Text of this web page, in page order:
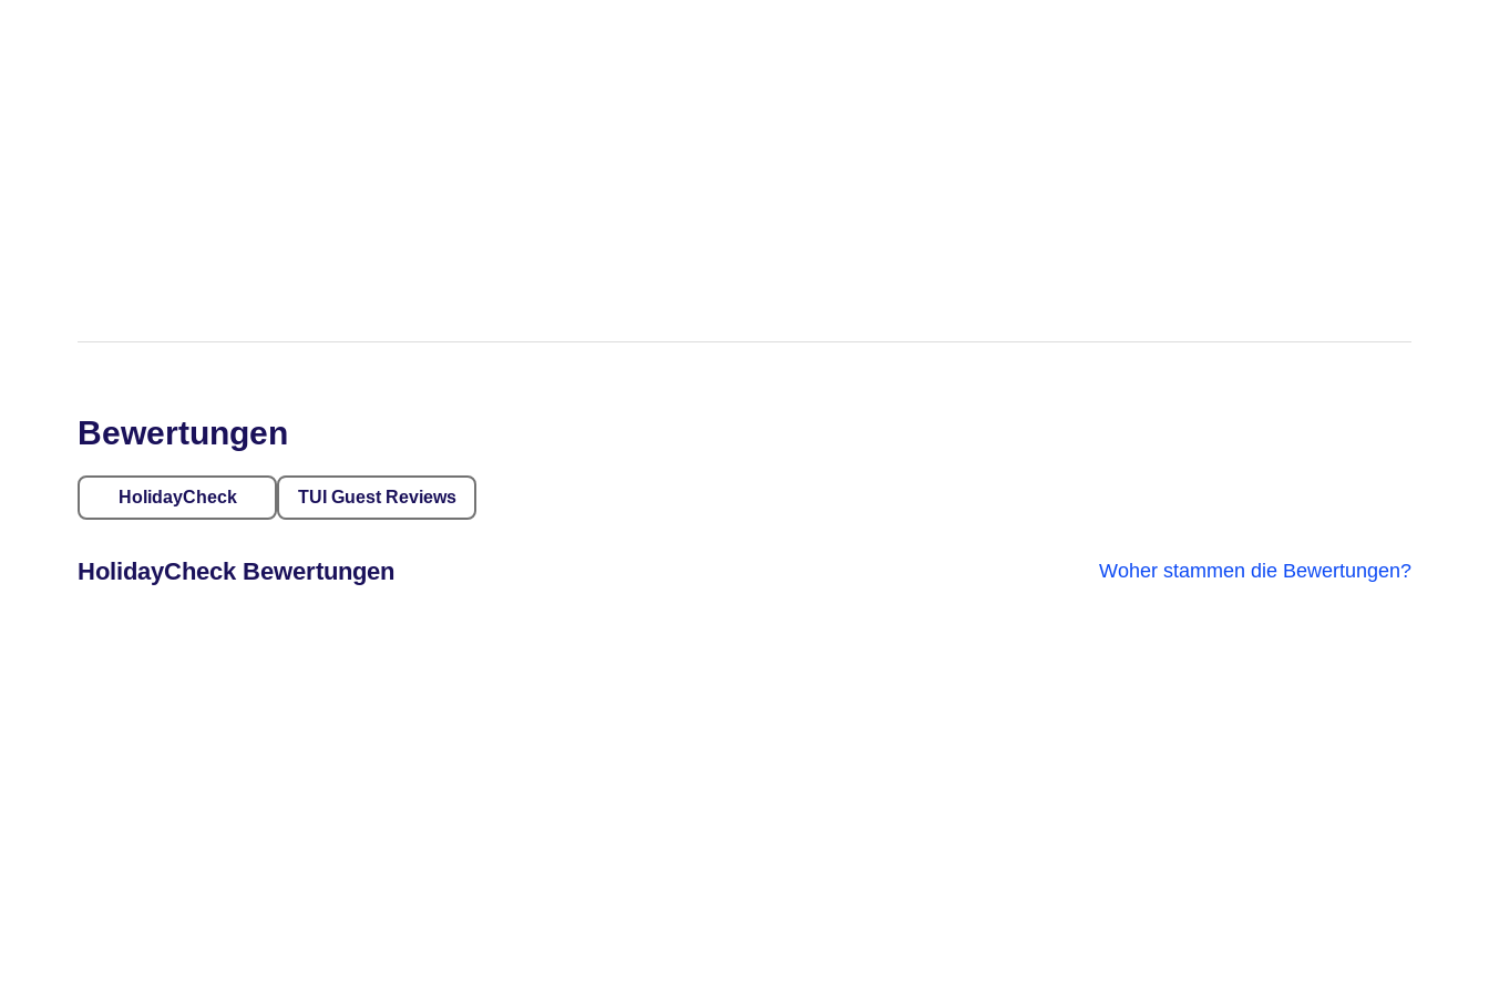
Bewertungen
HolidayCheck TUI Guest Reviews
HolidayCheck Bewertungen Woher stammen die Bewertungen?